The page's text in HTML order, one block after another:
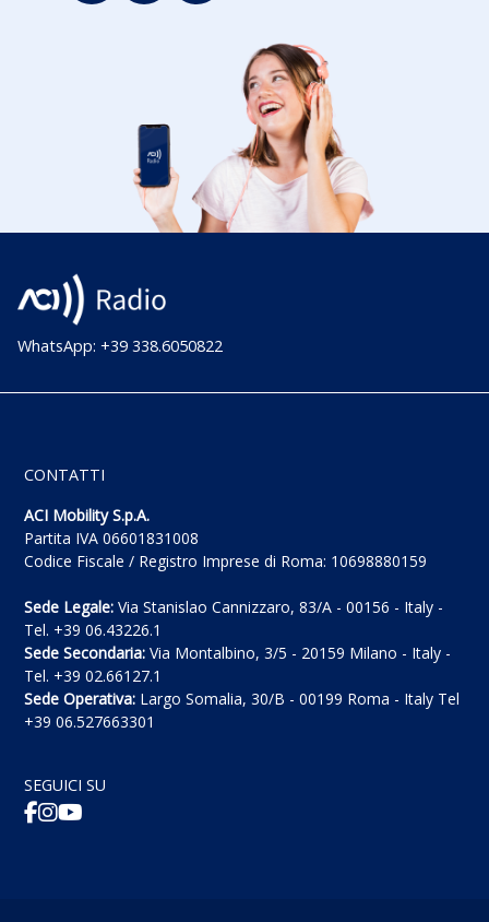
WhatsApp: +39 338.6050822
CONTATTI
ACI Mobility S.p.A.
Partita IVA 06601831008
Codice Fiscale / Registro Imprese di Roma: 10698880159
Sede Legale: Via Stanislao Cannizzaro, 83/A - 00156 - Italy -
Tel. +39 06.43226.1
Sede Secondaria: Via Montalbino, 3/5 - 20159 Milano - Italy -
Tel. +39 02.66127.1
Sede Operativa: Largo Somalia, 30/B - 00199 Roma - Italy Tel
+39 06.527663301
SEGUICI SU